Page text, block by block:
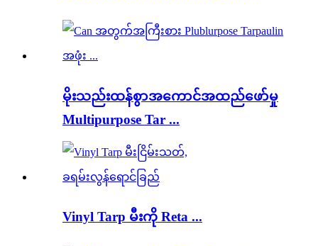
မိုးသည်းထန်စွာအကောင်အထည်ဖော်မှု
Multipurpose Tar ...
Vinyl Tarp မီးကို Reta ...